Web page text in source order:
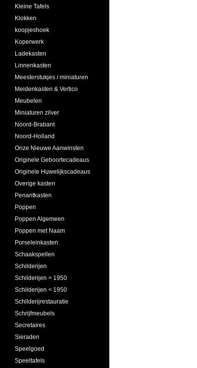
Kleine Tafels
Klokken
koopjeshoek
Koperwerk
Ladekasten
Linnenkasten
Meesterstukjes / miniaturen
Meidenkasten & Vertico
Meubelen
Miniaturen zilver
Noord-Brabant
Noord-Holland
Onze Nieuwe Aanwinsten
Originele Geboortecadeaus
Originele Huwelijkscadeaus
Overige kasten
Penantkasten
Poppen
Poppen Algemeen
Poppen met Naam
Porseleinkasten
Schaakspellen
Schilderijen
Schilderijen > 1950
Schilderijen < 1950
Schilderijrestauratie
Schrijfmeubels
Secretaires
Sieraden
Speelgoed
Speeltafels